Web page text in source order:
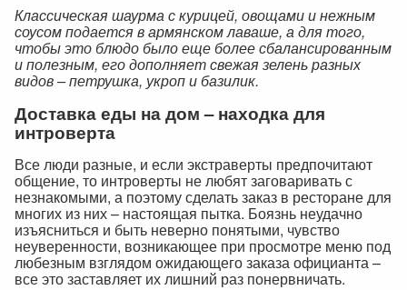
Классическая шаурма с курицей, овощами и нежным
соусом подается в армянском лаваше, а для того,
чтобы это блюдо было еще более сбалансированным
и полезным, его дополняет свежая зелень разных
видов – петрушка, укроп и базилик.
Доставка еды на дом – находка для
интроверта
Все люди разные, и если экстраверты предпочитают
общение, то интроверты не любят заговаривать с
незнакомыми, а поэтому сделать заказ в ресторане для
многих из них – настоящая пытка. Боязнь неудачно
изъясниться и быть неверно понятыми, чувство
неуверенности, возникающее при просмотре меню под
любезным взглядом ожидающего заказа официанта –
все это заставляет их лишний раз понервничать.